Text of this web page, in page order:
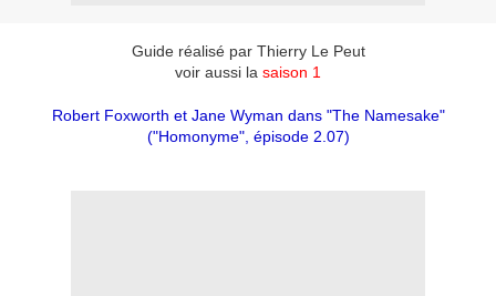
Guide réalisé par Thierry Le Peut
voir aussi la saison 1
Robert Foxworth et Jane Wyman dans "The Namesake"
("Homonyme", épisode 2.07)